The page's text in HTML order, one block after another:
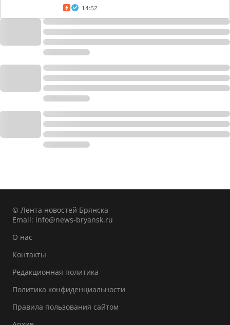
14:52
© Лента новостей Брянска
Email: info@news-bryansk.ru
О нас
Контакты
Редакционная политика
Политика конфиденциальности
Правила пользования сайтом